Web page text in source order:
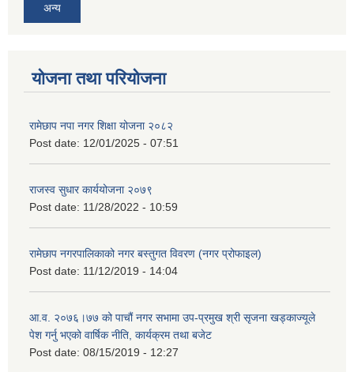
अन्य
योजना तथा परियोजना
रामेछाप नपा नगर शिक्षा योजना २०८२
Post date: 12/01/2025 - 07:51
राजस्व सुधार कार्ययोजना २०७९
Post date: 11/28/2022 - 10:59
रामेछाप नगरपालिकाको नगर बस्तुगत विवरण (नगर प्रोफाइल)
Post date: 11/12/2019 - 14:04
आ.व. २०७६।७७ को पाचौं नगर सभामा उप-प्रमुख श्री सृजना खड्काज्यूले
पेश गर्नु भएको वार्षिक नीति, कार्यक्रम तथा बजेट
Post date: 08/15/2019 - 12:27